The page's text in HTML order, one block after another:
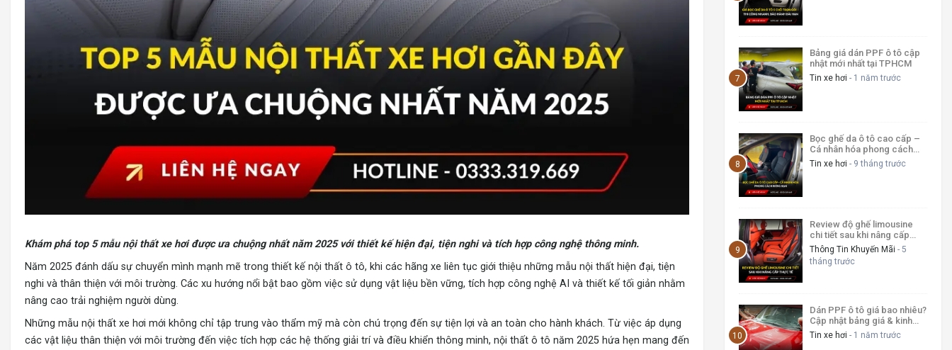
Khám phá top 5mẫu nội thất xe hơiđược ưa chuộng nhất năm 2025 với thiết kế hiện đại, tiện nghi và tích hợp công nghệ thông minh.
Năm 2025 đánh dấu sự chuyển mình mạnh mẽ trong thiết kế nội thất ô tô, khi các hãng xe liên tục giới thiệu những mẫu nội thất hiện đại, tiện
nghi và thân thiện với môi trường. Các xu hướng nổi bật bao gồm việc sử dụng vật liệu bền vững, tích hợp công nghệ AI và thiết kế tối giản nhằm
nâng cao trải nghiệm người dùng.
Những mẫu nội thất xe hơi mới không chỉ tập trung vào thẩm mỹ mà còn chú trọng đến sự tiện lợi và an toàn cho hành khách. Từ việc áp dụng
các vật liệu thân thiện với môi trường đến việc tích hợp các hệ thống giải trí và điều khiển thông minh, nội thất ô tô năm 2025 hứa hẹn mang đến
Bảng giá dán PPF ô tô cập
nhật mới nhất tại TPHCM
Tin xe hơi - 1 năm trước
Bọc ghế da ô tô cao cấp –
Cá nhân hóa phong cách
riêng bạn
Tin xe hơi - 9 tháng trước
Review độ ghế limousine
chi tiết sau khi nâng cấp
thực tế
Thông Tin Khuyến Mãi - 5
tháng trước
Dán PPF ô tô giá bao nhiêu?
Cập nhật bảng giá & kinh
nghiệm 2025
Tin xe hơi - 1 năm trước